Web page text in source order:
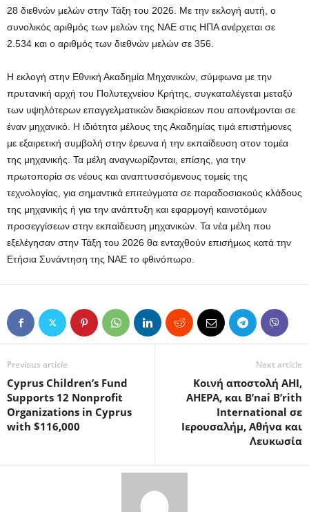
28 διεθνών μελών στην Τάξη του 2026. Με την εκλογή αυτή, ο
συνολικός αριθμός των μελών της NAE στις ΗΠΑ ανέρχεται σε
2.534 και ο αριθμός των διεθνών μελών σε 356.
Η εκλογή στην Εθνική Ακαδημία Μηχανικών, σύμφωνα με την
πρυτανική αρχή του Πολυτεχνείου Κρήτης, συγκαταλέγεται μεταξύ
των υψηλότερων επαγγελματικών διακρίσεων που απονέμονται σε
έναν μηχανικό. Η ιδιότητα μέλους της Ακαδημίας τιμά επιστήμονες
με εξαιρετική συμβολή στην έρευνα ή την εκπαίδευση στον τομέα
της μηχανικής. Τα μέλη αναγνωρίζονται, επίσης, για την
πρωτοπορία σε νέους και αναπτυσσόμενους τομείς της
τεχνολογίας, για σημαντικά επιτεύγματα σε παραδοσιακούς κλάδους
της μηχανικής ή για την ανάπτυξη και εφαρμογή καινοτόμων
προσεγγίσεων στην εκπαίδευση μηχανικών. Τα νέα μέλη που
εξελέγησαν στην Τάξη του 2026 θα ενταχθούν επισήμως κατά την
Ετήσια Συνάντηση της NAE το φθινόπωρο.
Previous article
Cyprus Children’s Fund
Supports 12 Nonprofit
Organizations in Cyprus
with $116,000
Next article
Κοινή αποστολή AHI,
AHEPA, και Β’nai B’rith
International σε
Ιερουσαλήμ, Αθήνα και
Λευκωσία